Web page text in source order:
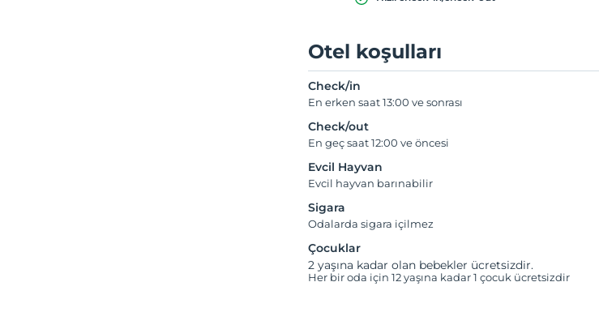
Otel koşulları
Check/in
En erken saat 13:00 ve sonrası
Check/out
En geç saat 12:00 ve öncesi
Evcil Hayvan
Evcil hayvan barınabilir
Sigara
Odalarda sigara içilmez
Çocuklar
2 yaşına kadar olan bebekler ücretsizdir.
Her bir oda için 12 yaşına kadar 1 çocuk ücretsizdir